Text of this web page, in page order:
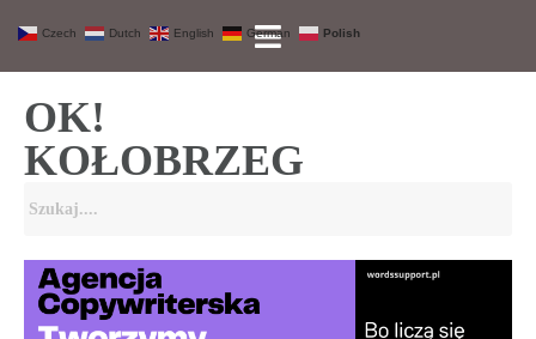
OK!
KOŁOBRZEG
Czech Dutch English German Polish